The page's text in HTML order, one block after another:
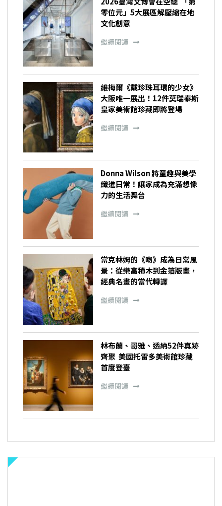
零位元」5大展區解壓縮在地
文化創意
繼續閱讀
維梅爾《戴珍珠耳環的少女》
大阪唯一展出！12件莫瑞泰斯
皇家美術館珍藏即將登場
繼續閱讀
Donna Wilson 將童趣與美學
織進日常！讓家成為充滿想像
力的生活舞台
繼續閱讀
當克林姆的《吻》成為日常風
景：從樂高積木到金箔版畫，
經典名畫的當代轉譯
繼續閱讀
林布蘭、哥雅、透納52件真跡
齊聚 美國托雷多美術館珍藏
首度登臺
繼續閱讀